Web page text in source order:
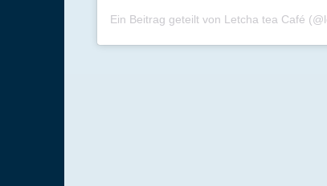
Ein Beitrag geteilt von Letcha tea Café